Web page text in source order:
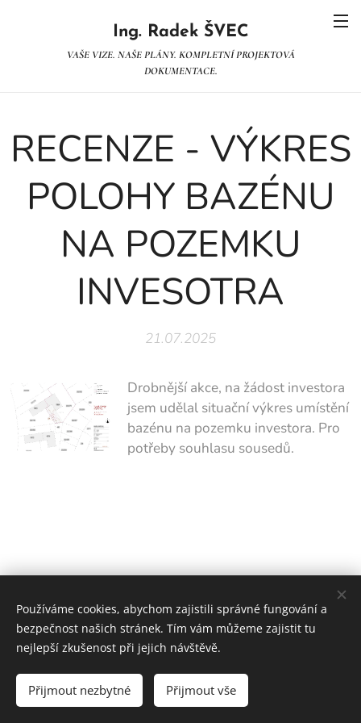
Ing. Radek ŠVEC
VAŠE VIZE. NAŠE PLÁNY. KOMPLETNÍ PROJEKTOVÁ
DOKUMENTACE.
RECENZE - VÝKRES
POLOHY BAZÉNU
NA POZEMKU
INVESOTRA
21.07.2025
Drobnější akce, na žádost investora
jsem udělal situační výkres umístění
bazénu na pozemku investora. Pro
potřeby souhlasu sousedů.
Ing. Radek ŠVEC 777 676 191 radek-svec@email.cz
www.radek-svec.cz
Vytvořeno službou Webnode
Používáme cookies, abychom zajistili správné fungování a
bezpečnost našich stránek. Tím vám můžeme zajistit tu
nejlepší zkušenost při jejich návštěvě.
Přijmout nezbytné Přijmout vše